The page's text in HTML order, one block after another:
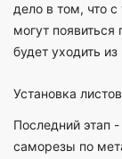
дело в том, что
могут появиться
будет уходить
Установка
Последний этап -
саморезы по